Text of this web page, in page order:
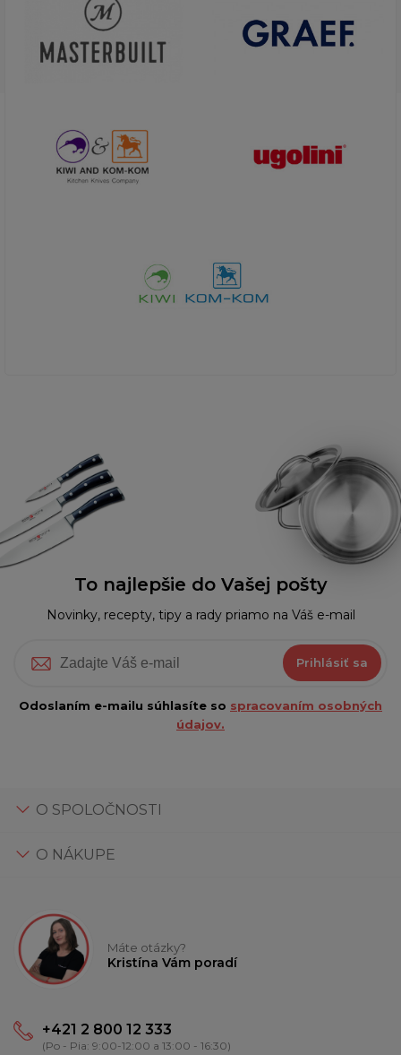
To najlepšie do Vašej pošty
Novinky, recepty, tipy a rady priamo na Váš e-mail
Prihlásiť sa
Odoslaním e-mailu súhlasíte so spracovaním osobných
údajov.
O SPOLOČNOSTI
O NÁKUPE
Máte otázky?
Kristína Vám poradí
+421 2 800 12 333
(Po - Pia: 9:00-12:00 a 13:00 - 16:30)